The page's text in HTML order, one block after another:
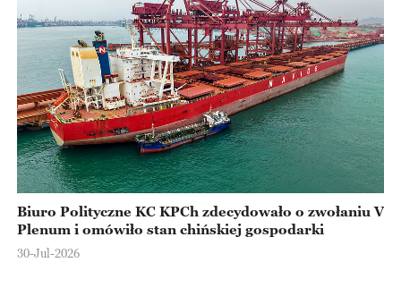
Biuro Polityczne KC KPCh zdecydowało o zwołaniu V
Plenum i omówiło stan chińskiej gospodarki
30-Jul-2026